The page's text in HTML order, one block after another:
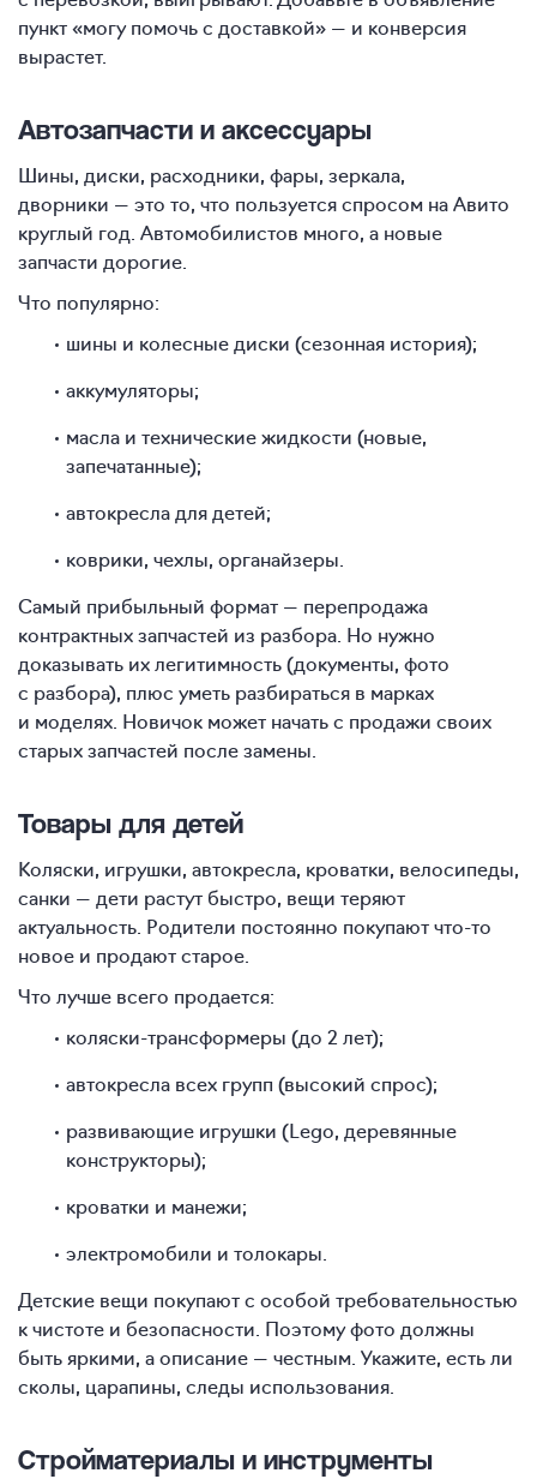
пункт «могу помочь с доставкой» — и конверсия
вырастет.
Автозапчасти и аксессуары
Шины, диски, расходники, фары, зеркала,
дворники — это то, что пользуется спросом на Авито
круглый год. Автомобилистов много, а новые
запчасти дорогие.
Что популярно:
шины и колесные диски (сезонная история);
аккумуляторы;
масла и технические жидкости (новые,
запечатанные);
автокресла для детей;
коврики, чехлы, органайзеры.
Самый прибыльный формат — перепродажа
контрактных запчастей из разбора. Но нужно
доказывать их легитимность (документы, фото
с разбора), плюс уметь разбираться в марках
и моделях. Новичок может начать с продажи своих
старых запчастей после замены.
Товары для детей
Коляски, игрушки, автокресла, кроватки, велосипеды,
санки — дети растут быстро, вещи теряют
актуальность. Родители постоянно покупают что-то
новое и продают старое.
Что лучше всего продается:
коляски-трансформеры (до 2 лет);
автокресла всех групп (высокий спрос);
развивающие игрушки (Lego, деревянные
конструкторы);
кроватки и манежи;
электромобили и толокары.
Детские вещи покупают с особой требовательностью
к чистоте и безопасности. Поэтому фото должны
быть яркими, а описание — честным. Укажите, есть ли
сколы, царапины, следы использования.
Стройматериалы и инструменты